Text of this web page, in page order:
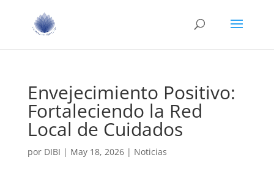
Envejecimiento Positivo:
Fortaleciendo la Red
Local de Cuidados
por DIBI | May 18, 2026| Noticias